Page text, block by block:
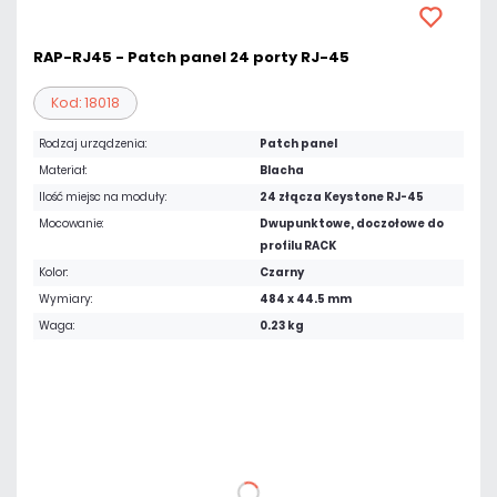
RAP-RJ45 - Patch panel 24 porty RJ-45
Kod: 18018
Rodzaj urządzenia:
Patch panel
Materiał:
Blacha
Ilość miejsc na moduły:
24 złącza Keystone RJ-45
Mocowanie:
Dwupunktowe, doczołowe do
profilu RACK
Kolor:
Czarny
Wymiary:
484 x 44.5 mm
Waga:
0.23 kg